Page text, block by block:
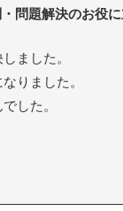
問題解決のお役
ました。
りました。
した。